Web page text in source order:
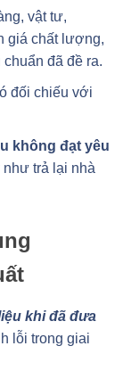
vật tư,
giá chất lượng,
đã đề ra.
đối chiếu với
không đạt yêu
trả lại nhà
khi đã đưa
lỗi trong giai